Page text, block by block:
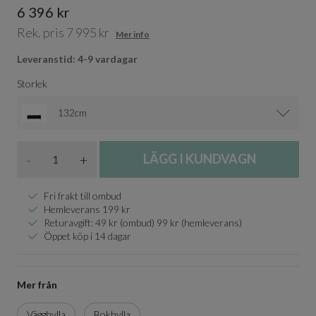
6 396 kr
Rek. pris 7 995 kr Mer info
Leveranstid: 4-9 vardagar
Storlek
132cm
- + LÄGG I KUNDVAGN
Fri frakt till ombud
Hemleverans 199 kr
Returavgift: 49 kr (ombud) 99 kr (hemleverans)
Öppet köp i 14 dagar
Mer från